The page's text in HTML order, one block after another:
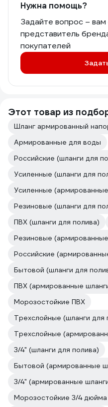
Нужна помощь?
Задайте вопрос –
представитель
покупателей
Этот товар из
Шланг армированный
Армированные для воды
Российские (шланги для
Усиленные (шланги для
Усиленные
Резиновые (шланги для
ПВХ (шланги для полива)
Резиновые
Российские
Бытовой (шланги для
ПВХ (армированные
Морозостойкие ПВХ
Трехслойные (шланги для
Трехслойные
3/4" (шланги для полива)
Бытовой (армированные
3/4" (армированные
Морозостойкие 3/4 дюйма